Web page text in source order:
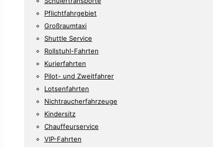
Pflichtfahrgebiet
Großraumtaxi
Shuttle Service
Rollstuhl-Fahrten
Kurierfahrten
Pilot- und Zweitfahrer
Lotsenfahrten
Nichtraucherfahrzeuge
Kindersitz
Chauffeurservice
VIP-Fahrten